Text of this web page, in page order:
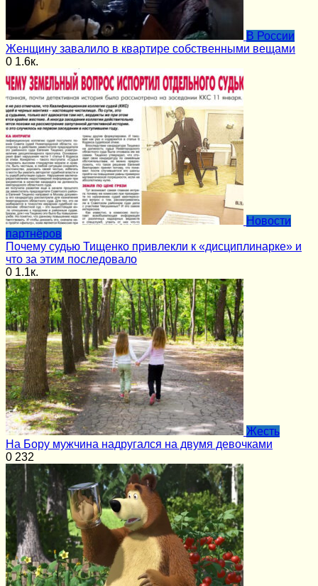
В России
Женщину завалило в квартире собственными вещами
0 1.6к.
Новости
партнёров
Почему судью Тищенко привлекли к «дисциплинарке» и
что за этим последовало
0 1.1к.
Жесть
На Бору мужчина надругался на двумя девочками
0 232